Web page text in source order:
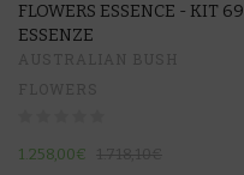
FLOWERS ESSENCE - KIT 69
ESSENZE
1.258,00€